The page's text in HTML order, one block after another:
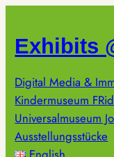
springen
Exhibits
Digital Media &
Kindermuseum
Universalmuseum
Ausstellungsstücke